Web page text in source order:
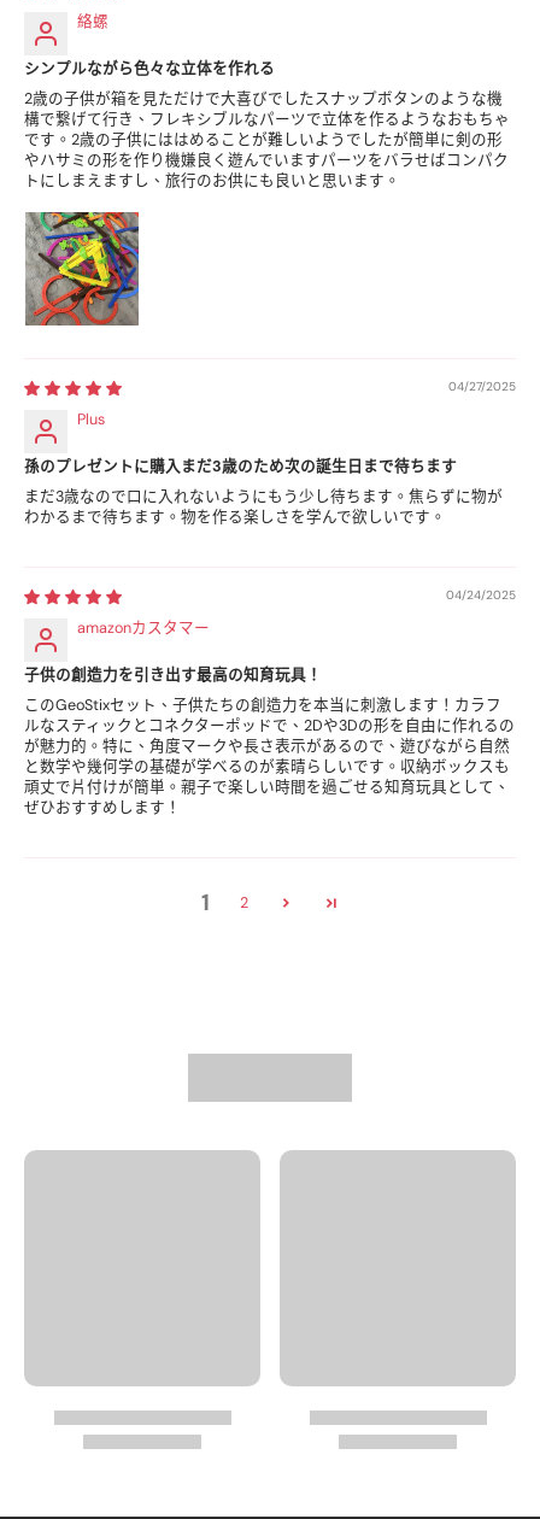
絡螺
シンプルながら色々な立体を作れる
2歳の子供が箱を見ただけで大喜びでしたスナップボタンのような機
構で繋げて行き、フレキシブルなパーツで立体を作るようなおもちゃ
です。2歳の子供にははめることが難しいようでしたが簡単に剣の形
やハサミの形を作り機嫌良く遊んでいますパーツをバラせばコンパク
トにしまえますし、旅行のお供にも良いと思います。
04/27/2025
Plus
孫のプレゼントに購入まだ3歳のため次の誕生日まで待ちます
まだ3歳なので口に入れないようにもう少し待ちます。焦らずに物が
わかるまで待ちます。物を作る楽しさを学んで欲しいです。
04/24/2025
amazonカスタマー
子供の創造力を引き出す最高の知育玩具！
このGeoStixセット、子供たちの創造力を本当に刺激します！カラフ
ルなスティックとコネクターポッドで、2Dや3Dの形を自由に作れるの
が魅力的。特に、角度マークや長さ表示があるので、遊びながら自然
と数学や幾何学の基礎が学べるのが素晴らしいです。収納ボックスも
頑丈で片付けが簡単。親子で楽しい時間を過ごせる知育玩具として、
ぜひおすすめします！
1 2